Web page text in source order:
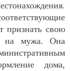
признать свою
на мужа. Она
дома,